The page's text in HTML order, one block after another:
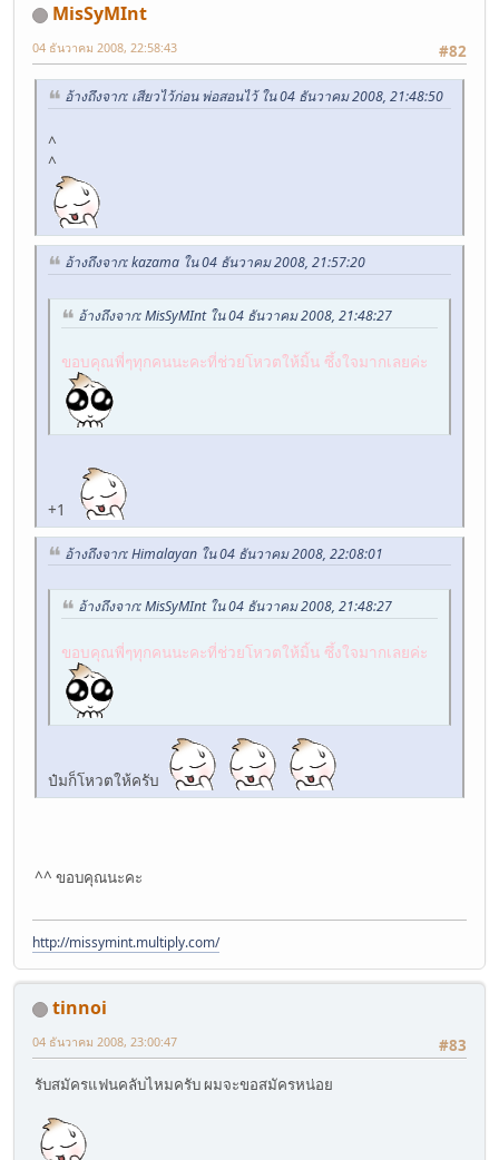
MisSyMInt
#82
04 ธันวาคม 2008, 22:58:43
อ้างถึงจาก: เสียวไว้ก่อน พ่อสอนไว้ ใน 04 ธันวาคม 2008, 21:48:50
^
^
อ้างถึงจาก: kazama ใน 04 ธันวาคม 2008, 21:57:20
อ้างถึงจาก: MisSyMInt ใน 04 ธันวาคม 2008, 21:48:27
ขอบคุณพี่ๆทุกคนนะคะที่ช่วยโหวตให้มิ้น ซึ้งใจมากเลยค่ะ
+1
อ้างถึงจาก: Himalayan ใน 04 ธันวาคม 2008, 22:08:01
อ้างถึงจาก: MisSyMInt ใน 04 ธันวาคม 2008, 21:48:27
ขอบคุณพี่ๆทุกคนนะคะที่ช่วยโหวตให้มิ้น ซึ้งใจมากเลยค่ะ
ป๋มก็โหวตให้ครับ
^^ ขอบคุณนะคะ
http://missymint.multiply.com/
tinnoi
#83
04 ธันวาคม 2008, 23:00:47
รับสมัครแฟนคลับไหมครับ ผมจะขอสมัครหน่อย